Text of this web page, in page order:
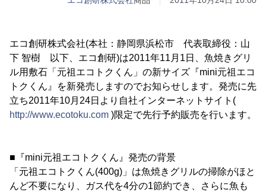
エコ創研株式会社(本社：静岡県浜松市 代表取締役：山
下 智樹 以下、エコ創研)は2011年11月1日、魚焼きグリ
ル用敷石「元祖エコトクくん」の新サイズ『mini元祖エコ
トクくん』を新発売しますのでお知らせします。発売に先
立ち2011年10月24日より自社インターネットサイト(
http://www.ecotoku.com )限定で先行予約販売を行います。
■『mini元祖エコトクくん』発売の背景
「元祖エコトクくん(400g)」は魚焼きグリルの掃除がほと
んど不要になり、ガス代を4分の1節約でき、さらに魚も